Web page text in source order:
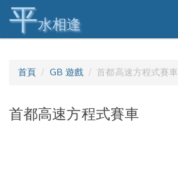
平水相逢
首頁 GB 遊戲 首都高速方程式賽車
首都高速方程式賽車